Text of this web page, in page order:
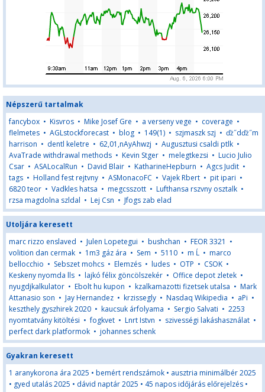
Népszerű tartalmak
fancybox • Kisvros • Mike Josef Gre • a verseny vege • coverage •
flelmetes • AGLstockforecast • blog • 149(1) • szjmaszk szj • ďż˝dďż˝m
harrison • dentl keletre • 62,01,nAyAhwzj • Augusztusi csaldi ptlk •
AvaTrade withdrawal methods • Kevin Stger • melegtkezsi • Lucio Julio
Csar • ASALocalRun • David Blair • KatharineHepburn • Agcs Judit •
tags • Holland fest rejtvny • ASMonacoFC • Vajek Rbert • pit ipari •
6820 teor • Vadkles hatsa • megcsszott • Lufthansa rszvny osztalk •
rzsa magdolna szldal • Lej Csn • Jfogs zab elad
Utoljára keresett
marc rizzo enslaved • Julen Lopetegui • bushchan • FEOR 3321 •
volition dan cermak • 1m3 gáz ára • Sem • 5110 • m Ĺ • marco
bellocchio • Sebszet mohcs • Elemzés • ludes • OTP • CSOK •
Keskeny nyomda lls • lajkó félix göncölszekér • Office depot zletek •
nyugdjkalkulator • Ebolt hu kupon • kzalkamazotti fizetsek utalsa • Mark
Attanasio son • Jay Hernandez • krzissegly • Nasdaq Wikipedia • aPi •
keszthely gyszhirek 2020 • kaucsuk árfolyama • Sergio Salvati • 2253
nyomtatvány kitöltési •fogkvet • Lnrt Istvn • szivességi lakáshasználat •
perfect dark platformok • johannes schenk
Gyakran keresett
1 aranykorona ára 2025 • bemért rendszámok • ausztria minimálbér 2025
• gyed utalás 2025 • dávid naptár 2025 • 45 napos időjárás előrejelzés •